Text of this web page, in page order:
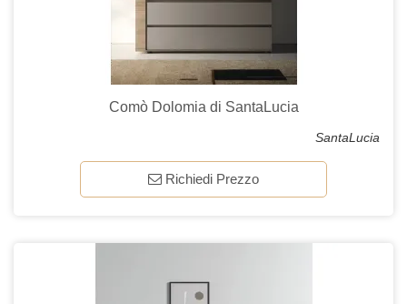
Comò Dolomia di SantaLucia
SantaLucia
Richiedi Prezzo